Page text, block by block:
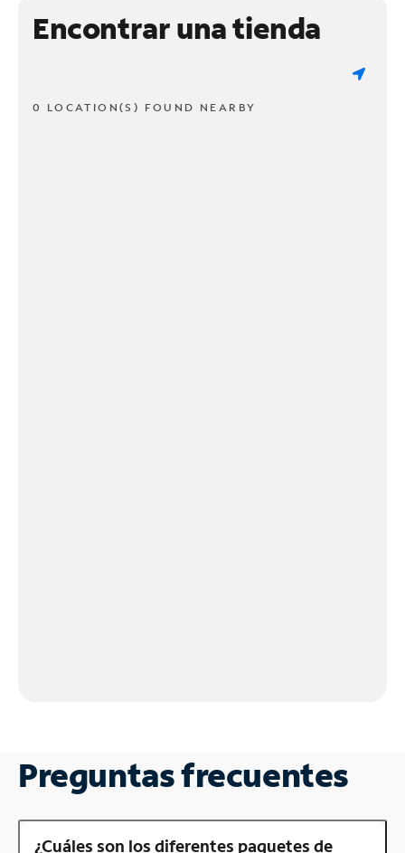
Encontrar una tienda
0 LOCATION(S) FOUND NEARBY
Preguntas frecuentes
¿Cuáles son los diferentes paquetes de